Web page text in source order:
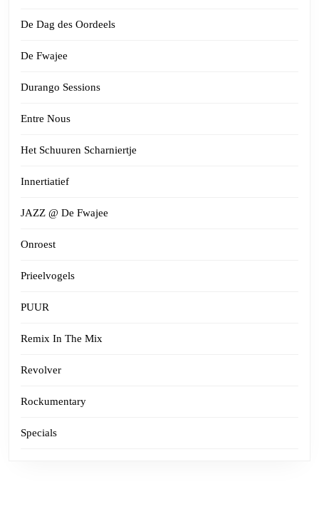
De Dag des Oordeels
De Fwajee
Durango Sessions
Entre Nous
Het Schuuren Scharniertje
Innertiatief
JAZZ @ De Fwajee
Onroest
Prieelvogels
PUUR
Remix In The Mix
Revolver
Rockumentary
Specials